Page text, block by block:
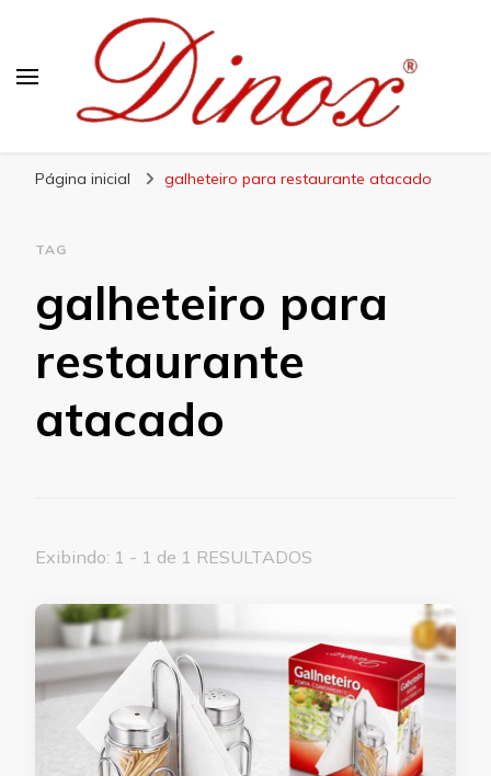
Página inicial galheteiro para restaurante atacado
TAG
galheteiro para
restaurante
atacado
Exibindo: 1 - 1 de 1 RESULTADOS